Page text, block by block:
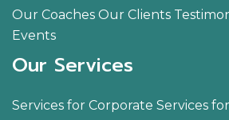
Our Coaches Our Clients
Events
Our Services
Services for Corporate Services